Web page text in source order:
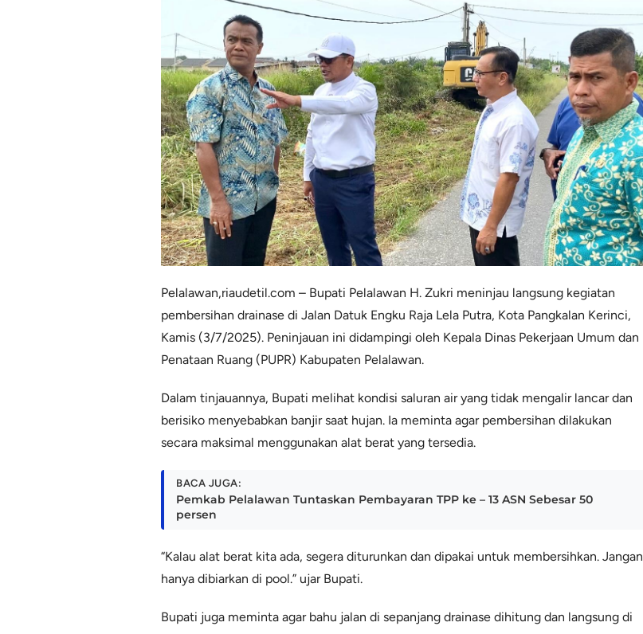
Pelalawan,riaudetil.com – Bupati Pelalawan H. Zukri meninjau langsung kegiatan
pembersihan drainase di Jalan Datuk Engku Raja Lela Putra, Kota Pangkalan Kerinci,
Kamis (3/7/2025). Peninjauan ini didampingi oleh Kepala Dinas Pekerjaan Umum dan
Penataan Ruang (PUPR) Kabupaten Pelalawan.
Dalam tinjauannya, Bupati melihat kondisi saluran air yang tidak mengalir lancar dan
berisiko menyebabkan banjir saat hujan. Ia meminta agar pembersihan dilakukan
secara maksimal menggunakan alat berat yang tersedia.
BACA JUGA:
Pemkab Pelalawan Tuntaskan Pembayaran TPP ke – 13 ASN Sebesar 50
persen
“Kalau alat berat kita ada, segera diturunkan dan dipakai untuk membersihkan. Jangan
hanya dibiarkan di pool.” ujar Bupati.
Bupati juga meminta agar bahu jalan di sepanjang drainase dihitung dan langsung di